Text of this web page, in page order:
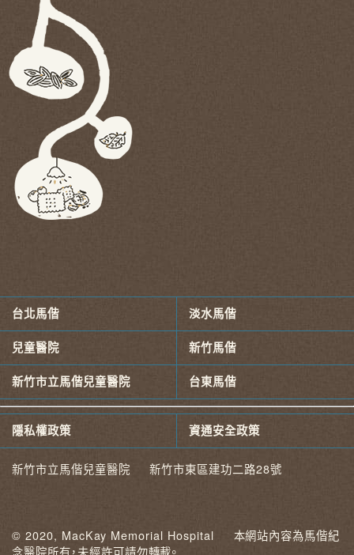
台北馬偕 淡水馬偕
兒童醫院 新竹馬偕
新竹市立馬偕兒童醫院 台東馬偕
隱私權政策 資通安全政策
新竹市立馬偕兒童醫院 新竹市東區建功二路28號
© 2020, MacKay Memorial Hospital 本網站內容為馬偕紀
念醫院所有，未經許可請勿轉載。